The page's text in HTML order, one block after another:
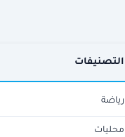
التصنيفات
رياضة
محليات